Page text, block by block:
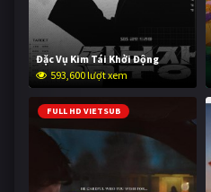
Đặc Vụ Kim Tái Khởi Động
593,600 lượt xem
FULL HD VIETSUB